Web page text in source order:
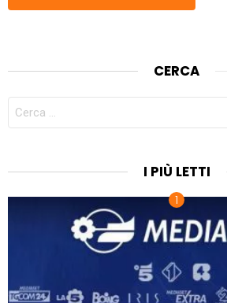
CERCA
CERCA
PER:
I PIÙ LETTI